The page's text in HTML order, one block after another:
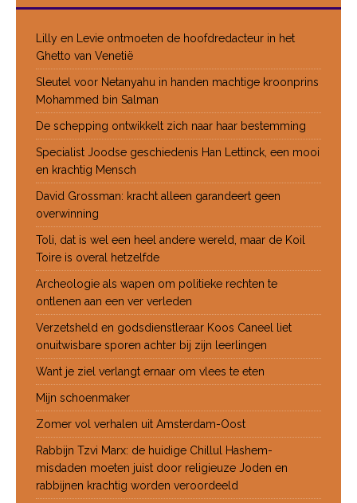
Lilly en Levie ontmoeten de hoofdredacteur in het
Ghetto van Venetië
Sleutel voor Netanyahu in handen machtige kroonprins
Mohammed bin Salman
De schepping ontwikkelt zich naar haar bestemming
Specialist Joodse geschiedenis Han Lettinck, een mooi
en krachtig Mensch
David Grossman: kracht alleen garandeert geen
overwinning
Toli, dat is wel een heel andere wereld, maar de Koil
Toire is overal hetzelfde
Archeologie als wapen om politieke rechten te
ontlenen aan een ver verleden
Verzetsheld en godsdienstleraar Koos Caneel liet
onuitwisbare sporen achter bij zijn leerlingen
Want je ziel verlangt ernaar om vlees te eten
Mijn schoenmaker
Zomer vol verhalen uit Amsterdam-Oost
Rabbijn Tzvi Marx: de huidige Chillul Hashem-
misdaden moeten juist door religieuze Joden en
rabbijnen krachtig worden veroordeeld